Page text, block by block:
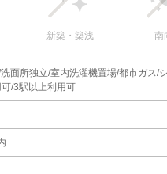
新築・築浅 南
面所独立/室内洗濯機置場/都市ガス/
/3駅以上利用可